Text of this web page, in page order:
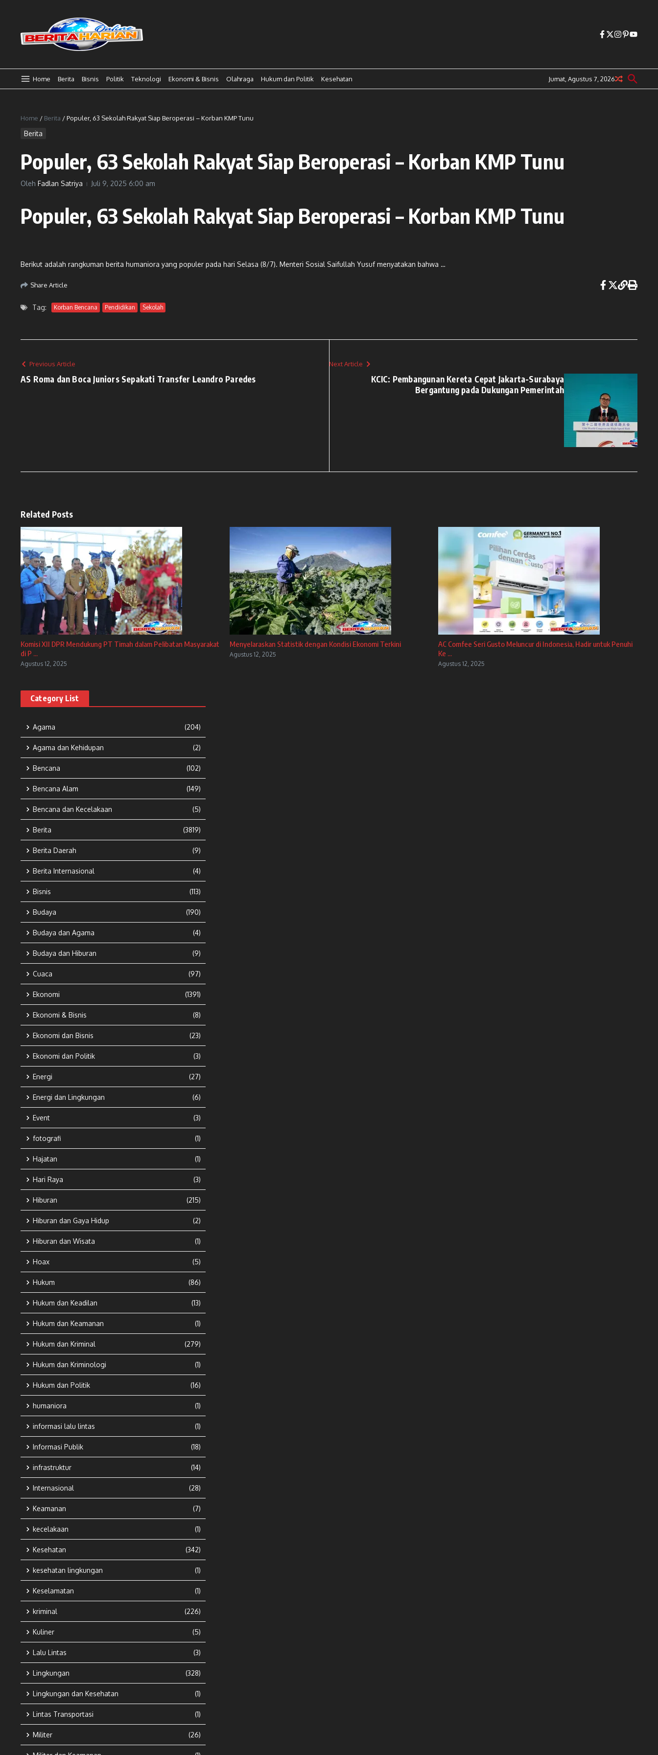
Home Berita Bisnis Politik Teknologi Ekonomi & Bisnis Olahraga Hukum dan Politik Kesehatan Jumat, Agustus 7, 2026
Home / Berita /Populer, 63 Sekolah Rakyat Siap Beroperasi – Korban KMP Tunu
Berita
Populer, 63 Sekolah Rakyat Siap Beroperasi – Korban KMP Tunu
Oleh Fadlan Satriya Juli 9, 2025 6:00 am
Populer, 63 Sekolah Rakyat Siap Beroperasi – Korban KMP Tunu
Berikut adalah rangkuman berita humaniora yang populer pada hari Selasa (8/7). Menteri Sosial Saifullah Yusuf menyatakan bahwa …
Share Article
Tag: Korban Bencana Pendidikan Sekolah
Previous Article
AS Roma dan Boca Juniors Sepakati Transfer Leandro Paredes
Next Article
KCIC: Pembangunan Kereta Cepat Jakarta-Surabaya
Bergantung pada Dukungan Pemerintah
Related Posts
Komisi XII DPR Mendukung PT Timah dalam Pelibatan Masyarakat
di P ...
Agustus 12, 2025
Menyelaraskan Statistik dengan Kondisi Ekonomi Terkini
Agustus 12, 2025
AC Comfee Seri Gusto Meluncur di Indonesia, Hadir untuk Penuhi
Ke ...
Agustus 12, 2025
Category List
Agama (204)
Agama dan Kehidupan (2)
Bencana (102)
Bencana Alam (149)
Bencana dan Kecelakaan (5)
Berita (3819)
Berita Daerah (9)
Berita Internasional (4)
Bisnis (113)
Budaya (190)
Budaya dan Agama (4)
Budaya dan Hiburan (9)
Cuaca (97)
Ekonomi (1391)
Ekonomi & Bisnis (8)
Ekonomi dan Bisnis (23)
Ekonomi dan Politik (3)
Energi (27)
Energi dan Lingkungan (6)
Event (3)
fotografi (1)
Hajatan (1)
Hari Raya (3)
Hiburan (215)
Hiburan dan Gaya Hidup (2)
Hiburan dan Wisata (1)
Hoax (5)
Hukum (86)
Hukum dan Keadilan (13)
Hukum dan Keamanan (1)
Hukum dan Kriminal (279)
Hukum dan Kriminologi (1)
Hukum dan Politik (16)
humaniora (1)
informasi lalu lintas (1)
Informasi Publik (18)
infrastruktur (14)
Internasional (28)
Keamanan (7)
kecelakaan (1)
Kesehatan (342)
kesehatan lingkungan (1)
Keselamatan (1)
kriminal (226)
Kuliner (5)
Lalu Lintas (3)
Lingkungan (328)
Lingkungan dan Kesehatan (1)
Lintas Transportasi (1)
Militer (26)